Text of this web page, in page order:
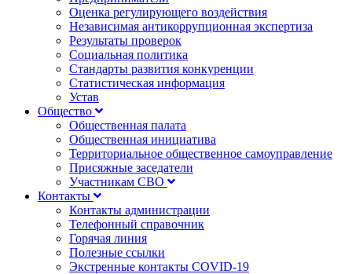
Оценка регулирующего воздействия
Независимая антикоррупционная экспертиза
Результаты проверок
Социальная политика
Стандарты развития конкуренции
Статистическая информация
Устав
Общество
Общественная палата
Общественная инициатива
Территориальное общественное самоуправление
Присяжные заседатели
Участникам СВО
Контакты
Контакты администрации
Телефонный справочник
Горячая линия
Полезные ссылки
Экстренные контакты COVID-19